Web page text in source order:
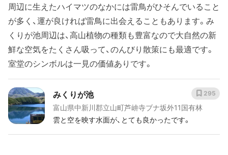
周辺に生えたハイマツのなかには雷鳥がひそんでいること
が多く、運が良ければ雷鳥に出会えることもあります。み
くりが池周辺は、高山植物の種類も豊富なので大自然の新
鮮な空気をたくさん吸って、のんびり散策にも最適です。
室堂のシンボルは一見の価値ありです。
みくりが池
富山県中新川郡立山町芦峅寺ブナ坂外11国有林
雲と空を映す水面が、とても良かったです。
295